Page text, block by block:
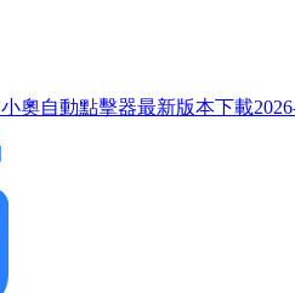
小奧自動點擊器最新版本下載